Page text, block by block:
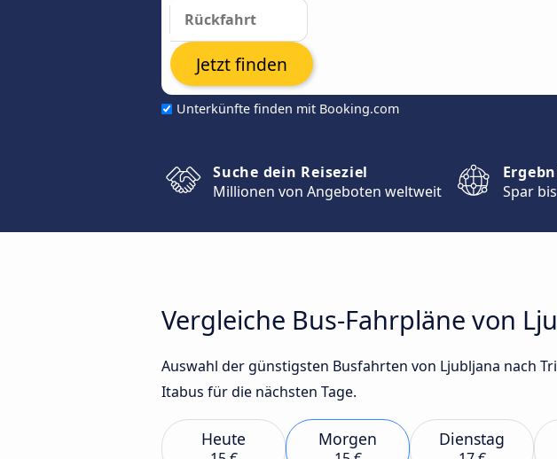
Unterkünfte finden mit Booking.com
Jetzt finden
Suche dein Reiseziel
Millionen von Angeboten weltweit
Spar
Vergleiche Bus-Fahrpläne von
Auswahl der günstigsten Busfahrten von Ljubljana nach
Itabus für die nächsten Tage.
Heute Morgen Dienstag